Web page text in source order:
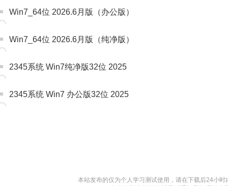
Win7_64位 2026.6月版（办公版）
Win7_64位 2026.6月版（纯净版）
2345系统 Win7纯净版32位 2025
2345系统 Win7 办公版32位 2025
本站发布的仅为个人学习测试使用，请在下载后24小